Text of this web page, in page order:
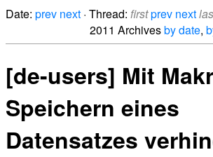
Date: prev next · Thread: firstprev next
2011 Archivesby date,
[de-users] Mit
Speichern eines
Datensatzes